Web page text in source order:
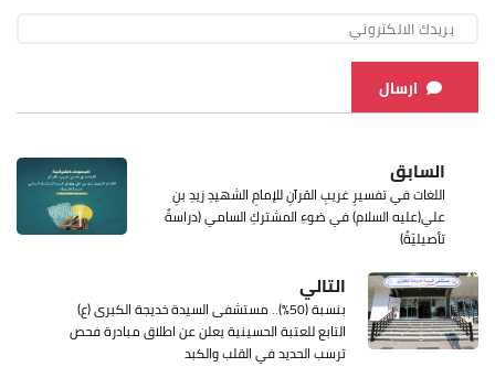
ارسال
السابق
اللغات في تفسيرِ غريبِ القرآنِ للإمامِ الشهيدِ زيدِ بنِ
علي(عليه السلام) في ضوءِ المشتركِ السامي (دراسةٌ
تأصيليّةٌ)
التالي
بنسبة (50%).. مستشفى السيدة خديجة الكبرى (ع)
التابع للعتبة الحسينية يعلن عن اطلاق مبادرة فحص
ترسب الحديد في القلب والكبد